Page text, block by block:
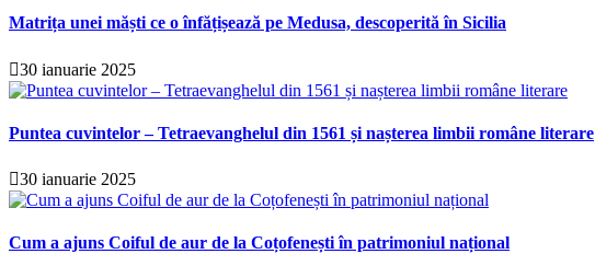
Matrița unei măști ce o înfățișează pe Medusa, descoperită în Sicilia
30 ianuarie 2025
Puntea cuvintelor – Tetraevanghelul din 1561 și nașterea limbii române literare
30 ianuarie 2025
Cum a ajuns Coiful de aur de la Coțofenești în patrimoniul național